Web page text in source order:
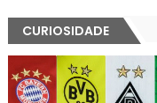
CURIOSIDADE